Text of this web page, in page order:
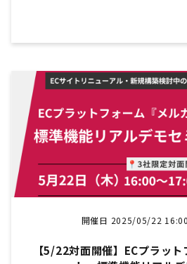
開催日 2025/05/22 16:00
【5/22対面開催】ECプラッ